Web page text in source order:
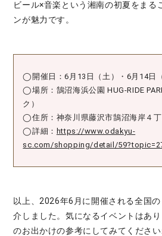
ビール×音楽という湘南の初夏をまる
ンが魅力です。
◯開催日：6月13日（土）・6月14日（
◯場所：鵠沼海浜公園 HUG-RIDE
ク）
◯住所：神奈川県藤沢市鵠沼海岸４丁
◯詳細： https://www.odakyu-
sc.com/shopping/detail/
以上、2026年6月に開催される全国
介しました。気になるイベントはあ
のお出かけの参考にしてみてくださ